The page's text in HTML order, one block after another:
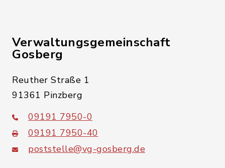
Verwaltungsgemeinschaft
Gosberg
Reuther Straße 1
91361 Pinzberg
09191 7950-0
09191 7950-40
poststelle@vg-gosberg.de